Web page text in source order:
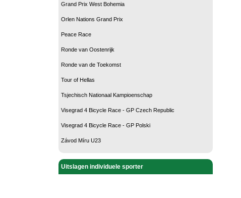
Grand Prix West Bohemia
Orlen Nations Grand Prix
Peace Race
Ronde van Oostenrijk
Ronde van de Toekomst
Tour of Hellas
Tsjechisch Nationaal Kampioenschap
Visegrad 4 Bicycle Race - GP Czech Republic
Visegrad 4 Bicycle Race - GP Polski
Závod Míru U23
Uitslagen individuele sporter